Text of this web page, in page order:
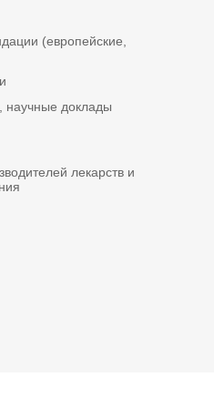
(европейские,
доклады
лекарств и